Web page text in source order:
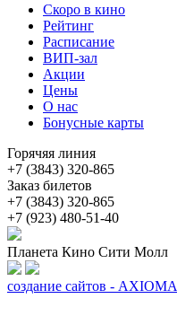
Скоро в кино
Рейтинг
Расписание
ВИП-зал
Акции
Цены
О нас
Бонусные карты
Горячяя линия
+7 (3843) 320-865
Заказ билетов
+7 (3843) 320-865
+7 (923) 480-51-40
Планета Кино Сити Молл
создание сайтов - AXIOMA